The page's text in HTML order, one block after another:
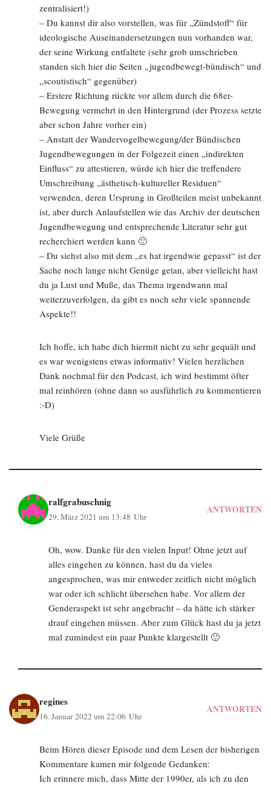
zentralisiert!)
– Du kannst dir also vorstellen, was für „Zündstoff“ für
ideologische Auseinandersetzungen nun vorhanden war,
der seine Wirkung entfaltete (sehr grob umschrieben
standen sich hier die Seiten „jugendbewegt-bündisch“ und
„scoutistisch“ gegenüber)
– Erstere Richtung rückte vor allem durch die 68er-
Bewegung vermehrt in den Hintergrund (der Prozess setzte
aber schon Jahre vorher ein)
– Anstatt der Wandervogelbewegung/der Bündischen
Jugendbewegungen in der Folgezeit einen „indirekten
Einfluss“ zu attestieren, würde ich hier die treffendere
Umschreibung „ästhetisch-kultureller Residuen“
verwenden, deren Ursprung in Großteilen meist unbekannt
ist, aber durch Anlaufstellen wie das Archiv der deutschen
Jugendbewegung und entsprechende Literatur sehr gut
recherchiert werden kann 🙂
– Du siehst also mit dem „es hat irgendwie gepasst“ ist der
Sache noch lange nicht Genüge getan, aber vielleicht hast
du ja Lust und Muße, das Thema irgendwann mal
weiterzuverfolgen, da gibt es noch sehr viele spannende
Aspekte!!
Ich hoffe, ich habe dich hiermit nicht zu sehr gequält und
es war wenigstens etwas informativ! Vielen herzlichen
Dank nochmal für den Podcast, ich wird bestimmt öfter
mal reinhören (ohne dann so ausführlich zu kommentieren
:-D)
Viele Grüße
ralfgrabuschnig
29. März 2021 um 13:48 Uhr
ANTWORTEN
Oh, wow. Danke für den vielen Input! Ohne jetzt auf
alles eingehen zu können, hast du da vieles
angesprochen, was mir entweder zeitlich nicht möglich
war oder ich schlicht übersehen habe. Vor allem der
Genderaspekt ist sehr angebracht – da hätte ich stärker
drauf eingehen müssen. Aber zum Glück hast du ja jetzt
mal zumindest ein paar Punkte klargestellt 🙂
regines
16. Januar 2022 um 22:06 Uhr
ANTWORTEN
Beim Hören dieser Episode und dem Lesen der bisherigen
Kommentare kamen mir folgende Gedanken:
Ich erinnere mich, dass Mitte der 1990er, als ich zu den